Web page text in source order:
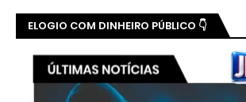
ELOGIO COM DINHEIRO PÚBLICO 👇